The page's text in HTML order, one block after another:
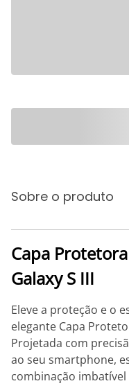
Sobre o produto
Capa
Galaxy S III
Eleve a proteção e o
elegante Capa
Projetada com
ao seu smartphone,
combinação